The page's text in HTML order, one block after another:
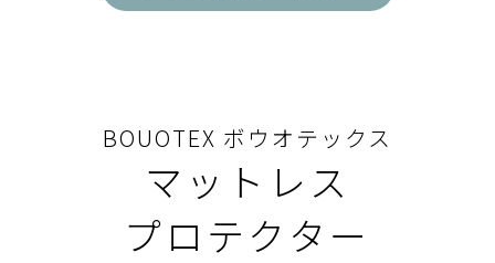
BOUOTEX ボウオテックス
マットレス
プロテクター